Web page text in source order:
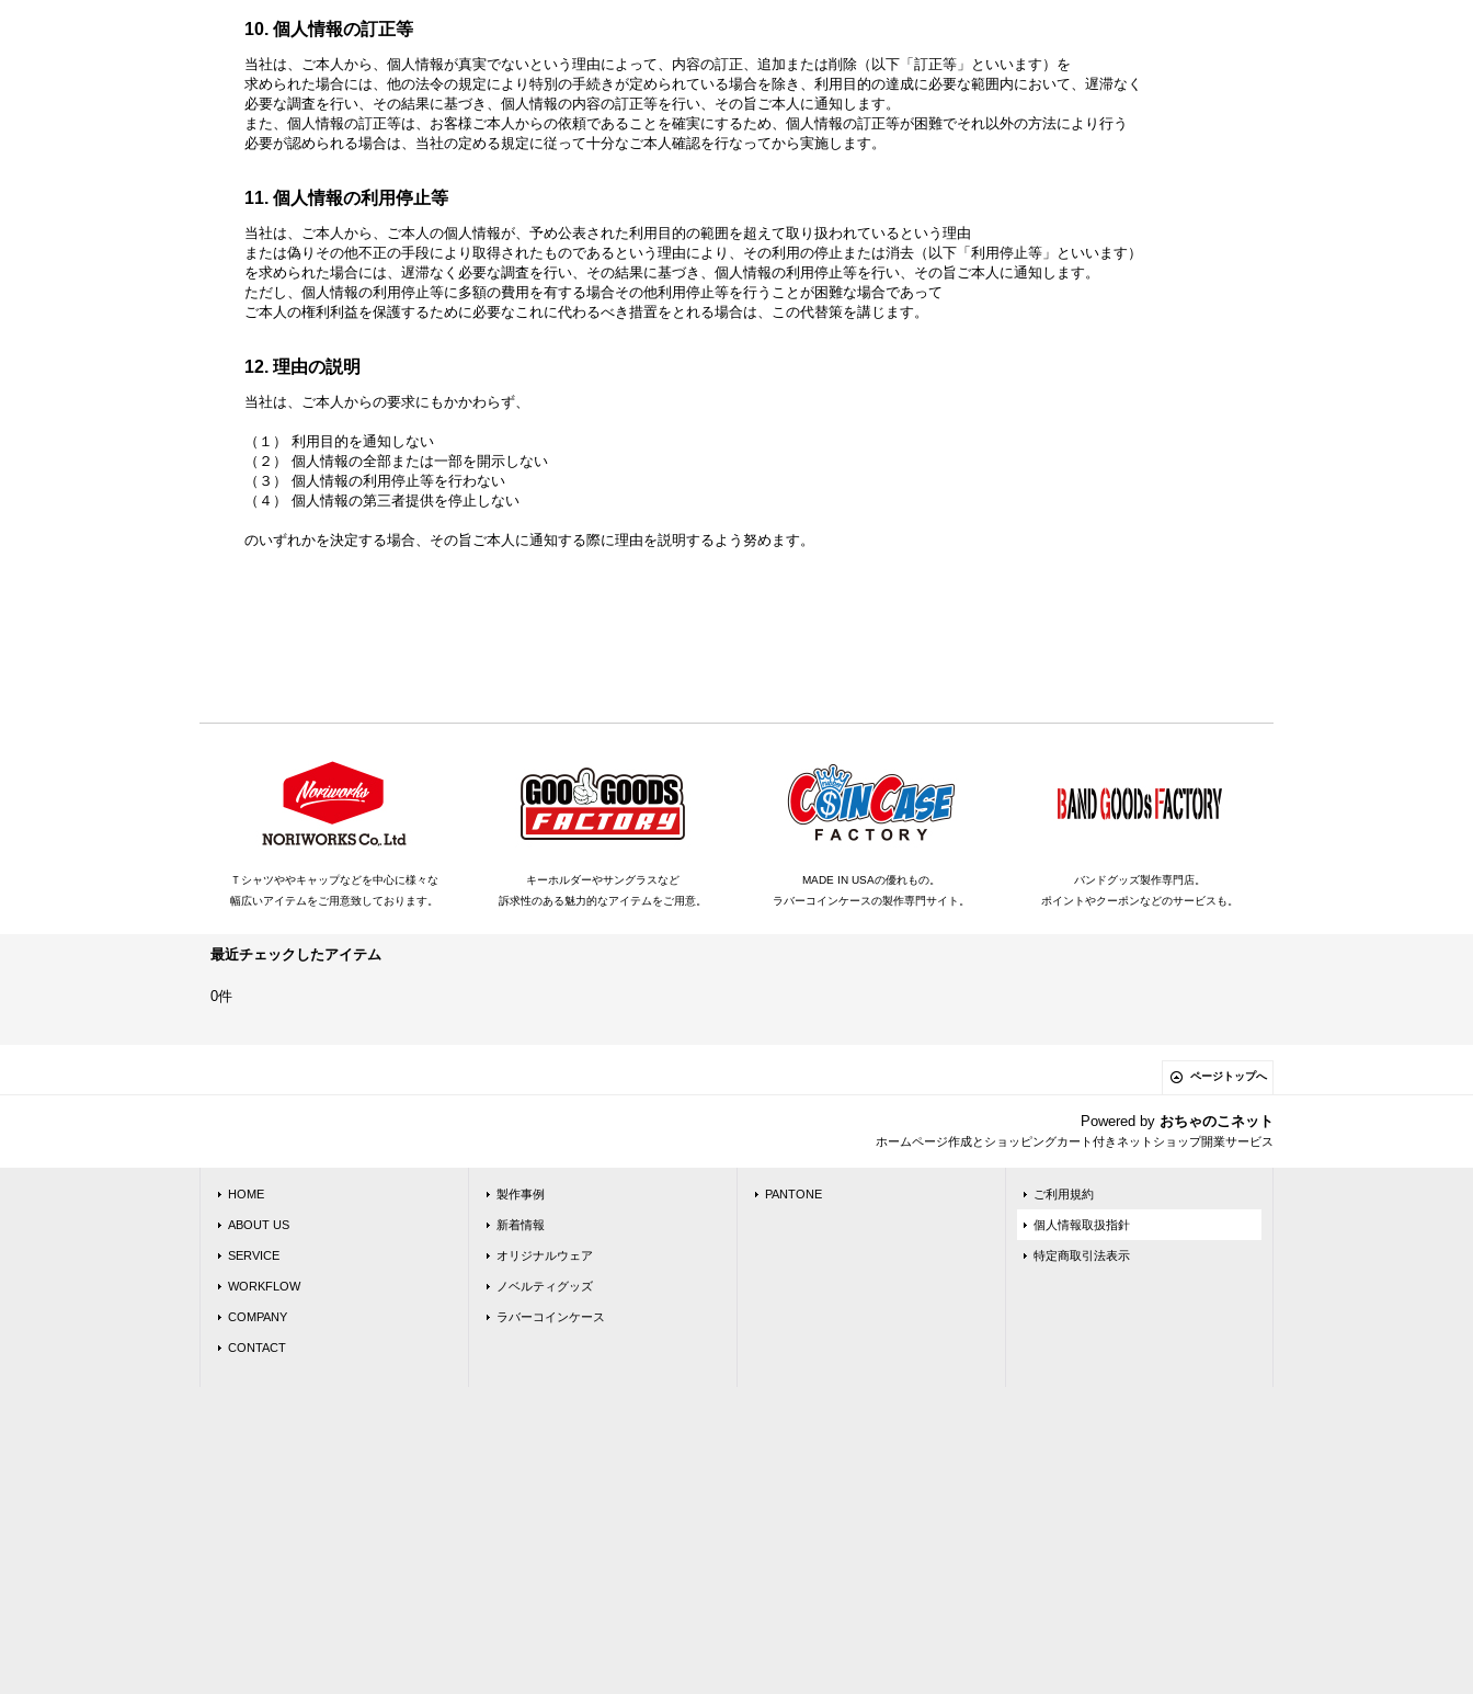
10. 個人情報の訂正等
当社は、ご本人から、個人情報が真実でないという理由によって、内容の訂正、追加または削除（以下「訂正等」といいます）を
求められた場合には、他の法令の規定により特別の手続きが定められている場合を除き、利用目的の達成に必要な範囲内において、遅滞なく
必要な調査を行い、その結果に基づき、個人情報の内容の訂正等を行い、その旨ご本人に通知します。
また、個人情報の訂正等は、お客様ご本人からの依頼であることを確実にするため、個人情報の訂正等が困難でそれ以外の方法により行う
必要が認められる場合は、当社の定める規定に従って十分なご本人確認を行なってから実施します。
11. 個人情報の利用停止等
当社は、ご本人から、ご本人の個人情報が、予め公表された利用目的の範囲を超えて取り扱われているという理由
または偽りその他不正の手段により取得されたものであるという理由により、その利用の停止または消去（以下「利用停止等」といいます）
を求められた場合には、遅滞なく必要な調査を行い、その結果に基づき、個人情報の利用停止等を行い、その旨ご本人に通知します。
ただし、個人情報の利用停止等に多額の費用を有する場合その他利用停止等を行うことが困難な場合であって
ご本人の権利利益を保護するために必要なこれに代わるべき措置をとれる場合は、この代替策を講じます。
12. 理由の説明
当社は、ご本人からの要求にもかかわらず、
（１） 利用目的を通知しない
（２） 個人情報の全部または一部を開示しない
（３） 個人情報の利用停止等を行わない
（４） 個人情報の第三者提供を停止しない
のいずれかを決定する場合、その旨ご本人に通知する際に理由を説明するよう努めます。
Ｔシャツややキャップなどを中心に様々な
幅広いアイテムをご用意致しております。
キーホルダーやサングラスなど
訴求性のある魅力的なアイテムをご用意。
MADE IN USAの優れもの。
ラバーコインケースの製作専門サイト。
バンドグッズ製作専門店。
ポイントやクーポンなどのサービスも。
最近チェックしたアイテム
0件
ページトップへ
Powered by おちゃのこネット
ホームページ作成とショッピングカート付きネットショップ開業サービス
HOME
ABOUT US
SERVICE
WORKFLOW
COMPANY
CONTACT
製作事例
新着情報
オリジナルウェア
ノベルティグッズ
ラバーコインケース
PANTONE ご利用規約
個人情報取扱指針
特定商取引法表示